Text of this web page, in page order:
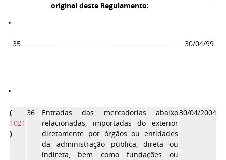
original deste Regulamento:
"
35 ........................................................................... 30/04/99
"
(
1021
)
36
Entradas das mercadorias abaixo
relacionadas, importadas do exterior
diretamente por órgãos ou entidades
da administração pública, direta ou
indireta, bem como fundações ou
30/04/2004